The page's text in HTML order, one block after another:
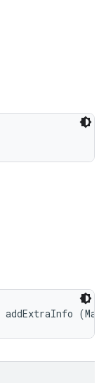
addExtraInfo